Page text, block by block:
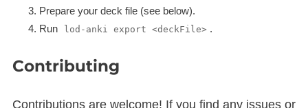
Prepare your deck file (see below).
Run
lod-anki export <deckFile> .
Contributing
Contributions are welcome! If you find any issues or